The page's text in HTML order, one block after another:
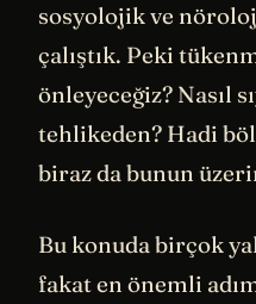
sosyolojik ve
çalıştık. Peki
önleyeceğiz? Nasıl
tehlikeden? Hadi
biraz da bunun
Bu konuda birçok
fakat en önemli